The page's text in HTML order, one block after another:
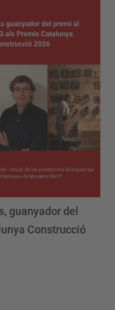
guanyador del
Construcció